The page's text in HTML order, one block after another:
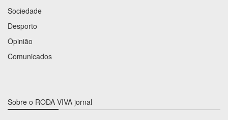
Sociedade
Desporto
Opinião
Comunicados
Sobre o RODA VIVA jornal